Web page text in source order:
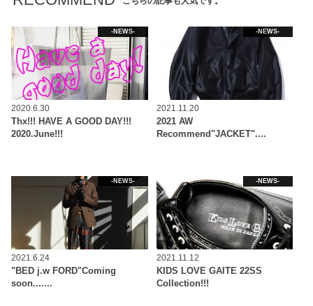
-NEWS-
2020.6.30
Thx!!! HAVE A GOOD DAY!!!
2020.June!!!
-NEWS-
2021.11.20
2021 AW
Recommend"JACKET"....
-NEWS-
2021.6.24
"BED j.w FORD"Coming
soon.......
-NEWS-
2021.11.12
KIDS LOVE GAITE 22SS
Collection!!!